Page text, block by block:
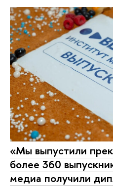
«Мы выпустили
более 360
медиа получили